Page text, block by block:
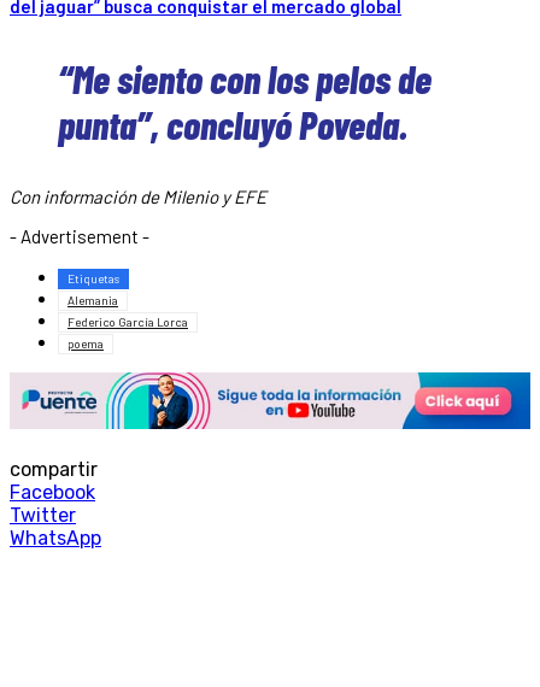
del jaguar” busca conquistar el mercado global
“Me siento con los pelos de
punta”, concluyó Poveda.
Con información de Milenio y EFE
- Advertisement -
Etiquetas
Alemania
Federico García Lorca
poema
compartir
Facebook
Twitter
WhatsApp